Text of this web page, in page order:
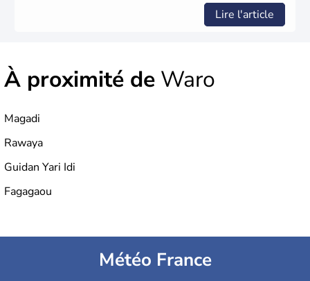
Lire l'article
À proximité de Waro
Magadi
Rawaya
Guidan Yari Idi
Fagagaou
Météo France